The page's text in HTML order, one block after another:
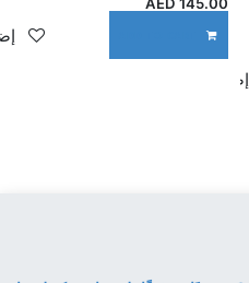
إضافة إلى قائمة الأمنيات
145.00
AED